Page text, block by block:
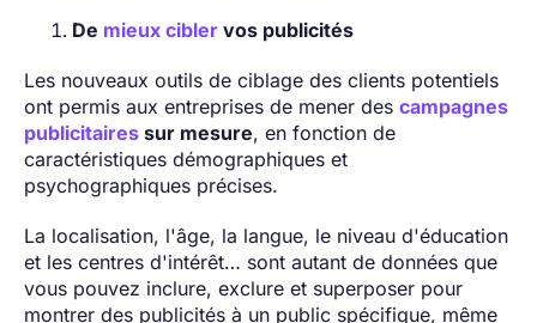
De mieux cibler vos publicités
Les nouveaux outils de ciblage des clients potentiels
ont permis aux entreprises de mener des campagnes
publicitaires sur mesure, en fonction de
caractéristiques démographiques et
psychographiques précises.
La localisation, l'âge, la langue, le niveau d'éducation
et les centres d'intérêt… sont autant de données que
vous pouvez inclure, exclure et superposer pour
montrer des publicités à un public spécifique, même